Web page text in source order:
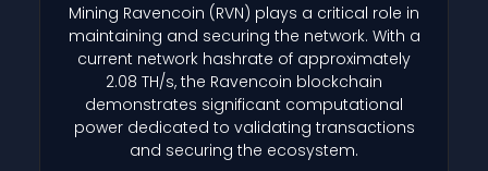
Mining Ravencoin (RVN) plays a critical role in
maintaining and securing the network. With a
current network hashrate of approximately
2.08 TH/s, the Ravencoin blockchain
demonstrates significant computational
power dedicated to validating transactions
and securing the ecosystem.